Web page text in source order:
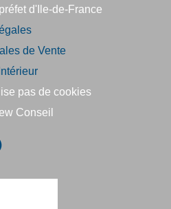
d'Ile-de-France
de Vente
pas de cookies
Conseil